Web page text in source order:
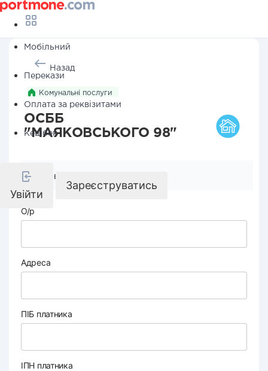
Мобільний
Перекази
Оплата за реквізитами
Кешбек
Увійти
Зареєструватись
Назад
Комунальні послуги
ОСББ
"МАЯКОВСЬКОГО 98"
Реквізити компанії
О/р
Адреса
ПІБ платника
ІПН платника